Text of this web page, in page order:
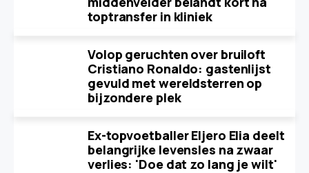
toptransfer in kliniek
Volop geruchten over bruiloft
Cristiano Ronaldo: gastenlijst
gevuld met wereldsterren op
bijzondere plek
Ex-topvoetballer Eljero Elia deelt
belangrijke levensles na zwaar
verlies: 'Doe dat zo lang je wilt'